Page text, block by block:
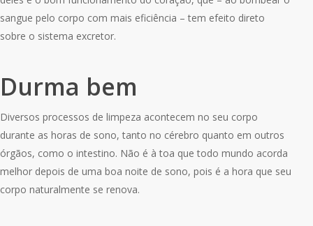
sangue pelo corpo com mais eficiência – tem efeito direto
sobre o sistema excretor.
Durma bem
Diversos processos de limpeza acontecem no seu corpo
durante as horas de sono, tanto no cérebro quanto em outros
órgãos, como o intestino. Não é à toa que todo mundo acorda
melhor depois de uma boa noite de sono, pois é a hora que seu
corpo naturalmente se renova.